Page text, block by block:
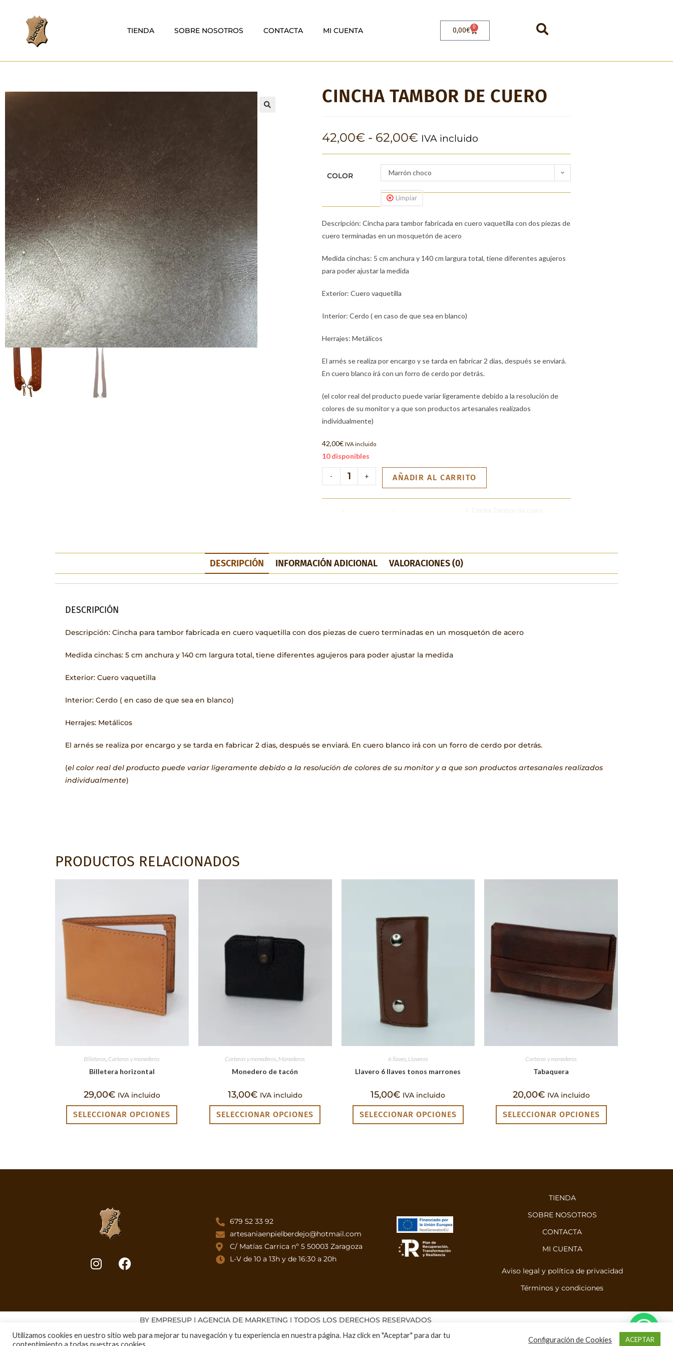
TIENDA SOBRE NOSOTROS CONTACTA MI CUENTA 0,00€ 0
CINCHA TAMBOR DE CUERO
42,00€ - 62,00€ IVA incluido
COLOR Marrón choco
Limpiar
Descripción: Cincha para tambor fabricada en cuero vaquetilla con dos piezas de
cuero terminadas en un mosquetón de acero
Medida cinchas: 5 cm anchura y 140 cm largura total, tiene diferentes agujeros
para poder ajustar la medida
Exterior: Cuero vaquetilla
Interior: Cerdo ( en caso de que sea en blanco)
Herrajes: Metálicos
El arnés se realiza por encargo y se tarda en fabricar 2 dias, después se enviará.
En cuero blanco irá con un forro de cerdo por detrás.
(el color real del producto puede variar ligeramente debido a la resolución de
colores de su monitor y a que son productos artesanales realizados
individualmente)
42,00€ IVA incluido
10 disponibles
- + AÑADIR AL CARRITO
DESCRIPCIÓN INFORMACIÓN ADICIONAL VALORACIONES (0)
DESCRIPCIÓN
Descripción: Cincha para tambor fabricada en cuero vaquetilla con dos piezas de cuero terminadas en un mosquetón de acero
Medida cinchas: 5 cm anchura y 140 cm largura total, tiene diferentes agujeros para poder ajustar la medida
Exterior: Cuero vaquetilla
Interior: Cerdo ( en caso de que sea en blanco)
Herrajes: Metálicos
El arnés se realiza por encargo y se tarda en fabricar 2 dias, después se enviará. En cuero blanco irá con un forro de cerdo por detrás.
(el color real del producto puede variar ligeramente debido a la resolución de colores de su monitor y a que son productos artesanales realizados
individualmente)
PRODUCTOS RELACIONADOS
Billeteros, Carteras y monederos
Billetera horizontal
29,00€ IVA incluido
SELECCIONAR OPCIONES
Carteras y monederos, Monederos
Monedero de tacón
13,00€ IVA incluido
SELECCIONAR OPCIONES
6 llaves, Llaveros
Llavero 6 llaves tonos marrones
15,00€ IVA incluido
SELECCIONAR OPCIONES
Carteras y monederos
Tabaquera
20,00€ IVA incluido
SELECCIONAR OPCIONES
679 52 33 92
artesaniaenpielberdejo@hotmail.com
C/ Matías Carrica nº 5 50003 Zaragoza
L-V de 10 a 13h y de 16:30 a 20h
TIENDA
SOBRE NOSOTROS
CONTACTA
MI CUENTA
Aviso legal y política de privacidad
Términos y condiciones
BY EMPRESUP | AGENCIA DE MARKETING | TODOS LOS DERECHOS RESERVADOS
Utilizamos cookies en uestro sitio web para mejorar tu navegación y tu experiencia en nuestra página. Haz click en "Aceptar" para dar tu
contentimiento a todas nuestras cookies.
Configuración de Cookies ACEPTAR